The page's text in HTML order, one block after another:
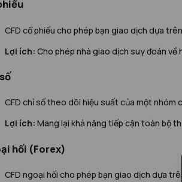
CFD cổ phiếu cho phép bạn giao dịch dựa
Lợi ích: Cho phép nhà giao dịch suy đoán
CFD chỉ số theo dõi hiệu suất của một nhóm
Lợi ích: Mang lại khả năng tiếp cận toàn bộ
hối (Forex)
CFD ngoại hối cho phép bạn giao dịch dựa